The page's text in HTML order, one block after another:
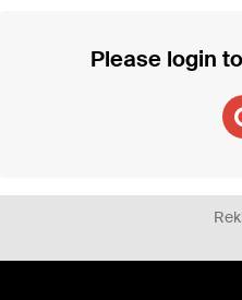
Please login